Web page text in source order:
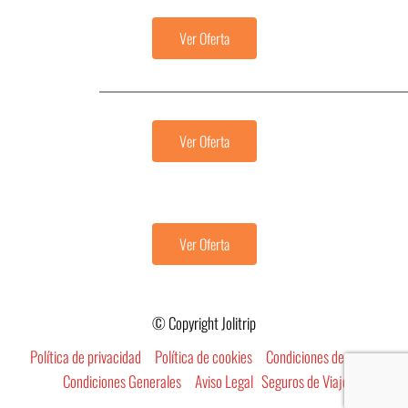
Ver Oferta
Ver Oferta
Ver Oferta
© Copyright Jolitrip
Política de privacidad
Política de cookies
Condiciones de uso
Condiciones Generales
Aviso Legal Seguros de Viaje